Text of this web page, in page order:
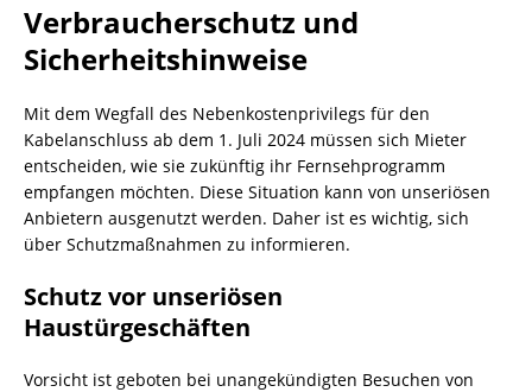
Verbraucherschutz und
Sicherheitshinweise
Mit dem Wegfall des Nebenkostenprivilegs für den
Kabelanschluss ab dem 1. Juli 2024 müssen sich Mieter
entscheiden, wie sie zukünftig ihr Fernsehprogramm
empfangen möchten. Diese Situation kann von unseriösen
Anbietern ausgenutzt werden. Daher ist es wichtig, sich
über Schutzmaßnahmen zu informieren.
Schutz vor unseriösen
Haustürgeschäften
Vorsicht ist geboten bei unangekündigten Besuchen von